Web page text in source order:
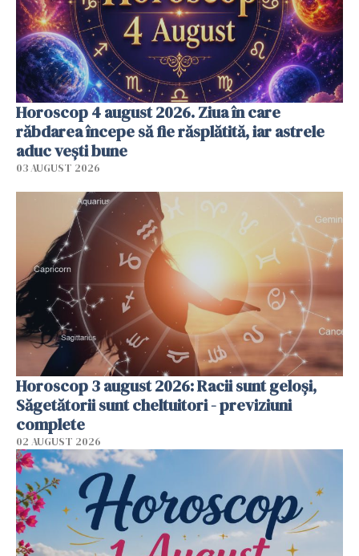
Horoscop 4 august 2026. Ziua în care
răbdarea începe să fie răsplătită, iar astrele
aduc vești bune
03 AUGUST 2026
Horoscop 3 august 2026: Racii sunt geloși,
Săgetătorii sunt cheltuitori - previziuni
complete
02 AUGUST 2026